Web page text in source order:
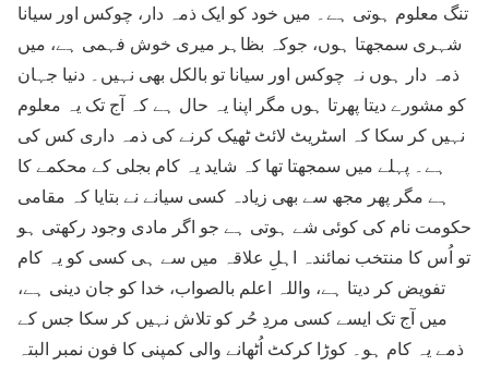
تنگ معلوم ہوتی ہے۔ میں خود کو ایک ذمہ دار، چوکس اور سیانا
شہری سمجھتا ہوں، جوکہ بظاہر میری خوش فہمی ہے، میں
ذمہ دار ہوں نہ چوکس اور سیانا تو بالکل بھی نہیں۔ دنیا جہان
کو مشورے دیتا پھرتا ہوں مگر اپنا یہ حال ہے کہ آج تک یہ معلوم
نہیں کر سکا کہ اسٹریٹ لائٹ ٹھیک کرنے کی ذمہ داری کس کی
ہے۔ پہلے میں سمجھتا تھا کہ شاید یہ کام بجلی کے محکمے کا
ہے مگر پھر مجھ سے بھی زیادہ کسی سیانے نے بتایا کہ مقامی
حکومت نام کی کوئی شے ہوتی ہے جو اگر مادی وجود رکھتی ہو
تو اُس کا منتخب نمائندہ اہلِ علاقہ میں سے ہی کسی کو یہ کام
تفویض کر دیتا ہے، واللہ اعلم بالصواب، خدا کو جان دینی ہے،
میں آج تک ایسے کسی مردِ حُر کو تلاش نہیں کر سکا جس کے
ذمے یہ کام ہو۔ کوڑا کرکٹ اُٹھانے والی کمپنی کا فون نمبر البتہ